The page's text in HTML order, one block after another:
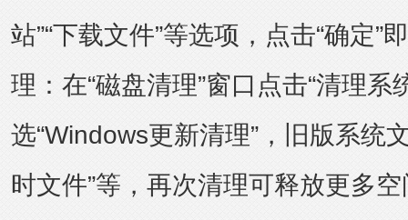
站”“下载文件”等选项，点击“确定”
理：在“磁盘清理”窗口点击“清理系
选“Windows更新清理”，旧版系统
时文件”等，再次清理可释放更多